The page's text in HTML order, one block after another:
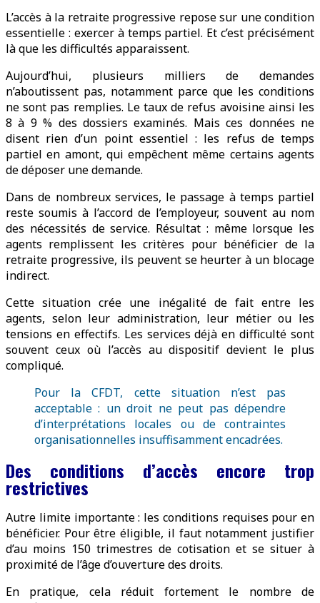
L’accès à la retraite progressive repose sur une condition
essentielle : exercer à temps partiel. Et c’est précisément
là que les difficultés apparaissent.
Aujourd’hui, plusieurs milliers de demandes
n’aboutissent pas, notamment parce que les conditions
ne sont pas remplies. Le taux de refus avoisine ainsi les
8 à 9 % des dossiers examinés. Mais ces données ne
disent rien d’un point essentiel : les refus de temps
partiel en amont, qui empêchent même certains agents
de déposer une demande.
Dans de nombreux services, le passage à temps partiel
reste soumis à l’accord de l’employeur, souvent au nom
des nécessités de service. Résultat : même lorsque les
agents remplissent les critères pour bénéficier de la
retraite progressive, ils peuvent se heurter à un blocage
indirect.
Cette situation crée une inégalité de fait entre les
agents, selon leur administration, leur métier ou les
tensions en effectifs. Les services déjà en difficulté sont
souvent ceux où l’accès au dispositif devient le plus
compliqué.
Pour la CFDT, cette situation n’est pas
acceptable : un droit ne peut pas dépendre
d’interprétations locales ou de contraintes
organisationnelles insuffisamment encadrées.
Des conditions d’accès encore trop
restrictives
Autre limite importante : les conditions requises pour en
bénéficier. Pour être éligible, il faut notamment justifier
d’au moins 150 trimestres de cotisation et se situer à
proximité de l’âge d’ouverture des droits.
En pratique, cela réduit fortement le nombre de